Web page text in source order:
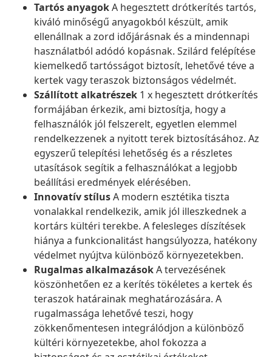
Tartós anyagokA hegesztett drótkerítés tartós,
kiváló minőségű anyagokból készült, amik
ellenállnak a zord időjárásnak és a mindennapi
használatból adódó kopásnak. Szilárd felépítése
kiemelkedő tartósságot biztosít, lehetővé téve a
kertek vagy teraszok biztonságos védelmét.
Szállított alkatrészek 1 x hegesztett drótkerítés
formájában érkezik, ami biztosítja, hogy a
felhasználók jól felszerelt, egyetlen elemmel
rendelkezzenek a nyitott terek biztosításához. Az
egyszerű telepítési lehetőség és a részletes
utasítások segítik a felhasználókat a legjobb
beállítási eredmények elérésében.
Innovatív stílusA modern esztétika tiszta
vonalakkal rendelkezik, amik jól illeszkednek a
kortárs kültéri terekbe. A felesleges díszítések
hiánya a funkcionalitást hangsúlyozza, hatékony
védelmet nyújtva különböző környezetekben.
Rugalmas alkalmazásokA tervezésének
köszönhetően ez a kerítés tökéletes a kertek és
teraszok határainak meghatározására. A
rugalmassága lehetővé teszi, hogy
zökkenőmentesen integrálódjon a különböző
kültéri környezetekbe, ahol fokozza a